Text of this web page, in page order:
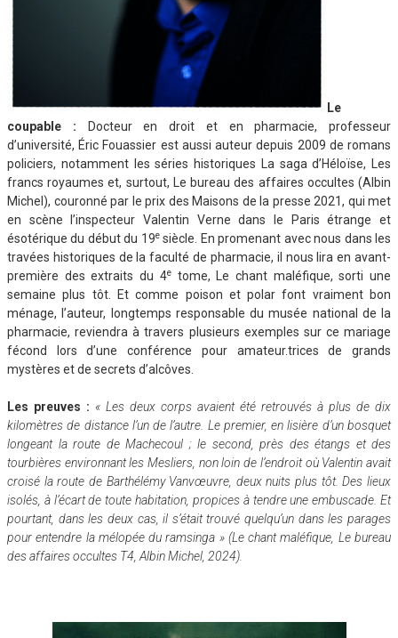
Le
coupable : Docteur en droit et en pharmacie, professeur
d’université, Éric Fouassier est aussi auteur depuis 2009 de romans
policiers, notamment les séries historiques La saga d’Héloïse, Les
francs royaumes et, surtout, Le bureau des affaires occultes (Albin
Michel), couronné par le prix des Maisons de la presse 2021, qui met
en scène l’inspecteur Valentin Verne dans le Paris étrange et
ésotérique du début du 19esiècle. En promenant avec nous dans les
travées historiques de la faculté de pharmacie, il nous lira en avant-
première des extraits du 4etome, Le chant maléfique, sorti une
semaine plus tôt. Et comme poison et polar font vraiment bon
ménage, l’auteur, longtemps responsable du musée national de la
pharmacie, reviendra à travers plusieurs exemples sur ce mariage
fécond lors d’une conférence pour amateur.trices de grands
mystères et de secrets d’alcôves.
Les preuves : « Les deux corps avaient été retrouvés à plus de dix
kilomètres de distance l’un de l’autre. Le premier, en lisière d’un bosquet
longeant la route de Machecoul ; le second, près des étangs et des
tourbières environnant les Mesliers, non loin de l’endroit où Valentin avait
croisé la route de Barthélémy Vanvœuvre, deux nuits plus tôt. Des lieux
isolés, à l’écart de toute habitation, propices à tendre une embuscade. Et
pourtant, dans les deux cas, il s’était trouvé quelqu’un dans les parages
pour entendre la mélopée du ramsinga » (Le chant maléfique, Le bureau
des affaires occultes T4, Albin Michel, 2024).